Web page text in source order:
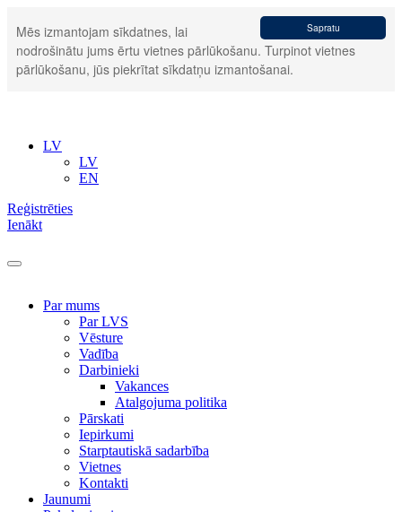
Sapratu
Mēs izmantojam sīkdatnes, lai
nodrošinātu jums ērtu vietnes pārlūkošanu. Turpinot vietnes
pārlūkošanu, jūs piekrītat sīkdatņu izmantošanai.
LV
LV
EN
Reģistrēties
Ienākt
Par mums
Par LVS
Vēsture
Vadība
Darbinieki
Vakances
Atalgojuma politika
Pārskati
Iepirkumi
Starptautiskā sadarbība
Vietnes
Kontakti
Jaunumi